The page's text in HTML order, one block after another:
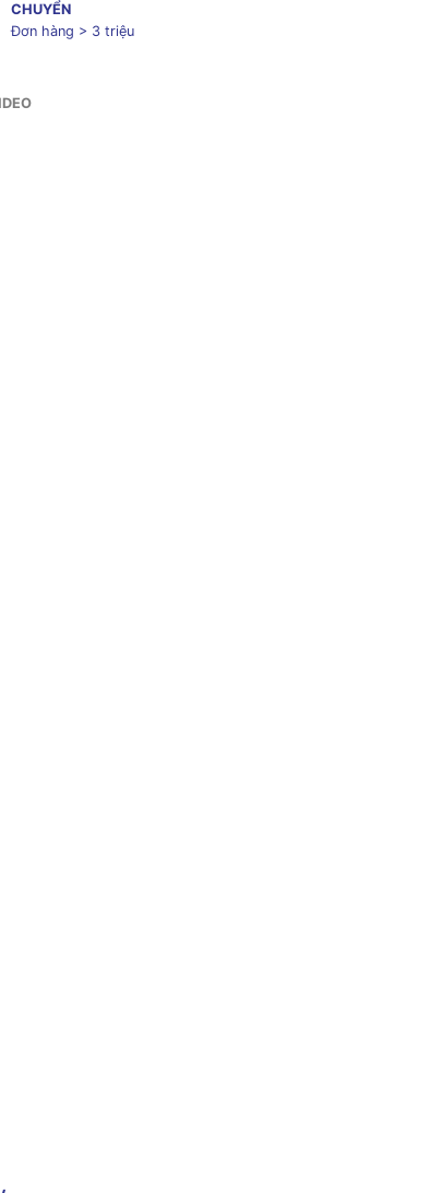
CHUYỂN
Đơn hàng > 3 triệu